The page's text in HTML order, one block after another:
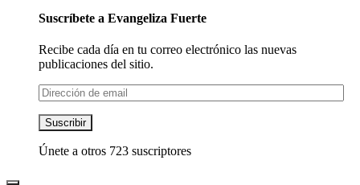
Suscríbete a Evangeliza Fuerte
Recibe cada día en tu correo electrónico las nuevas
publicaciones del sitio.
Dirección
de
email
Suscribir
Únete a otros 723 suscriptores